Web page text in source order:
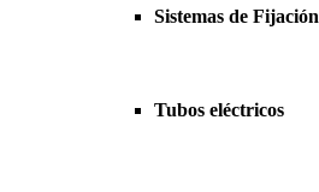
Sistemas de Fijación
Tubos eléctricos